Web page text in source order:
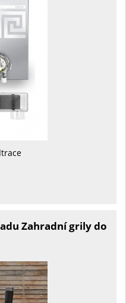
Zahradní grily do